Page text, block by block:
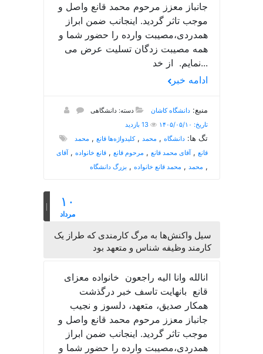
جانباز معزز مرحوم محمد قانع واصل و
موجب تاثر گردید. اینجانب ضمن ابراز
همدردی،مصیبت وارده را حضور شما و
همه مصیبت زدگان تسلیت عرض می
نمایم. از خد...
ادامه خبر
منبع:دانشگاه کاشان
دسته: دانشگاهی
تاریخ: ۱۴۰۵/۰۵/۱۰
13 بازدید
تگ ها:دانشگاه , محمد ,کلیدواژه‌ها قانع , محمد
قانع ,آقای محمد قانع , مرحوم قانع ,قانع خانواده ,آقای
محمد , محمد قانع خانواده , بزرگ دانشگاه ,
۱۰
مرداد
سیل واکنش‌ها به مرگ کارمندی که طراز یک
کارمند وظیفه شناس و متعهد بود
انالله وانا الیه راجعون خانواده معزای
قانع بانهایت تاسف خبر درگذشت
همکار صدیق، متعهد، دلسوز و نجیب
جانباز معزز مرحوم محمد قانع واصل و
موجب تاثر گردید. اینجانب ضمن ابراز
همدردی،مصیبت وارده را حضور شما و